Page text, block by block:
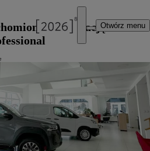
Otwórz menu
ósmą stację sieci